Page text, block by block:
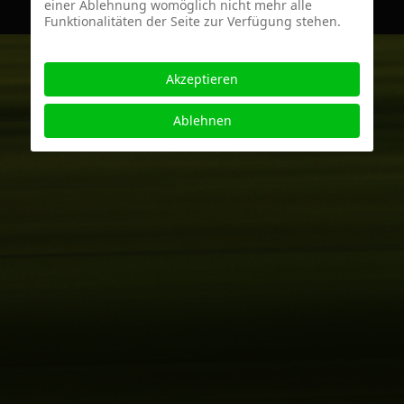
einer Ablehnung womöglich nicht mehr alle
Funktionalitäten der Seite zur Verfügung stehen.
Akzeptieren
Ablehnen